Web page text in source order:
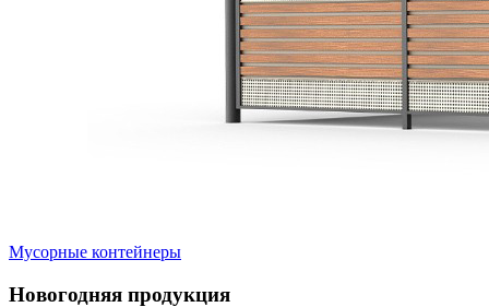
Мусорные контейнеры
Новогодняя продукция